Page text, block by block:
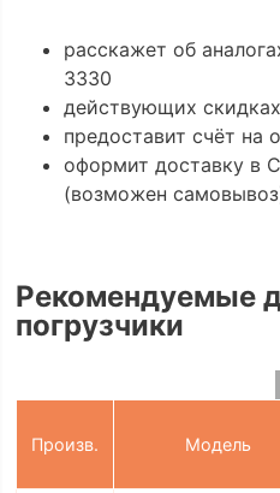
расскажет об
3330
действующих
предоставит счёт на
оформит доставку в
(возможен
Рекомендуемые
погрузчики
Произв. Модель